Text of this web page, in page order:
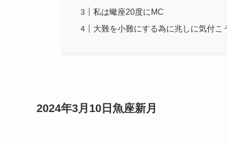
私は蠍座20度にMC
大難を小難にする為に兆しに気付こ
2024年3月10日魚座新月